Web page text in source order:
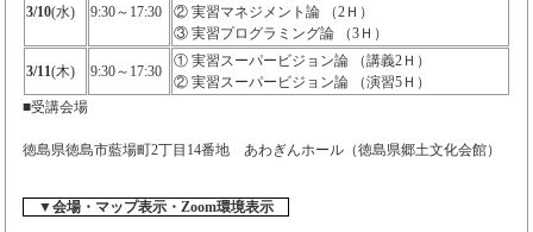
3/10(水) 9:30～17:30
② 実習マネジメント論 （2Ｈ）
③ 実習プログラミング論 （3Ｈ）
3/11(木) 9:30～17:30
① 実習スーパービジョン論 （講義2Ｈ）
② 実習スーパービジョン論 （演習5Ｈ）
■受講会場
徳島県徳島市藍場町2丁目14番地 あわぎんホール（徳島県郷土文化会館）
▼会場・マップ表示・Zoom環境表示